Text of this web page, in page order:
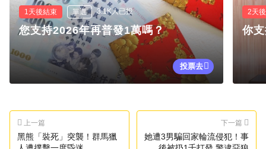
1天後結束 單選 3.1K人已投
您支持2026年再普發1萬嗎？
投票去
2天
你
上一篇
黑熊「裝死」突襲！群馬獵
下一篇
她遭3男騙回家輪流侵犯！事